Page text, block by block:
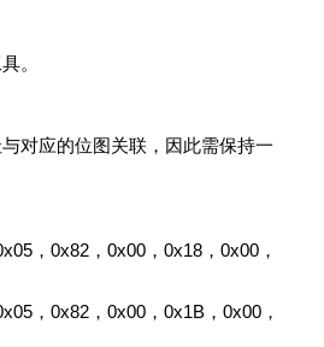
。
对应的位图关联，因此需保持一
，0x82，0x00，0x18，0x00，
，0x82，0x00，0x1B，0x00，